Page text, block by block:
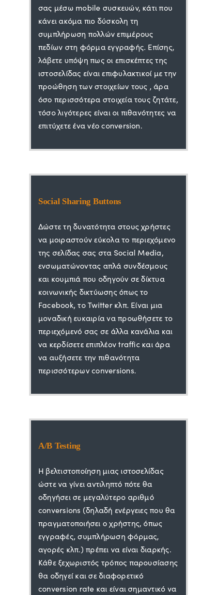
σας μέσω mobile συσκευών, κάτι που
κάνει ακόμα πιο δύσκολη τη
συμπλήρωση πολλών επιμέρους
πεδίων στη φόρμα εγγραφής. Επίσης,
λάβετε υπόψη πως οι επισκέπτες της
ιστοσελίδας είναι επιφυλακτικοί με την
προώθηση των στοιχείων τους , άρα
όσο περισσότερα στοιχεία τους ζητάτε,
τόσο λιγότερες είναι οι πιθανότητες να
επιτύχετε ένα νέο conversion.
Social Sharing Buttons
Δώστε τη δυνατότητα στους χρήστες
να μοιραστούν εύκολα το περιεχόμενο
της σελίδας σας στα Social Media,
ενσωματώνοντας απλά συνδέσμους
και κουμπιά που οδηγούν σε δίκτυα
κοινωνικής δικτύωσης όπως το
Facebook, το Twitter κλπ. Είναι μια
μοναδική ευκαιρία να προωθήσετε το
περιεχόμενό σας σε άλλα κανάλια και
να κερδίσετε επιπλέον traffic και άρα
να αυξήσετε την πιθανότητα
περισσότερων conversions.
A/B Testing
Η βελτιστοποίηση μιας ιστοσελίδας
ώστε να γίνει αντιληπτό πότε θα
οδηγήσει σε μεγαλύτερο αριθμό
conversions (δηλαδή ενέργειες που θα
πραγματοποιήσει ο χρήστης, όπως
εγγραφές, συμπλήρωση φόρμας,
αγορές κλπ.) πρέπει να είναι διαρκής.
Κάθε ξεχωριστός τρόπος παρουσίασης
θα οδηγεί και σε διαφορετικό
conversion rate και είναι σημαντικό να